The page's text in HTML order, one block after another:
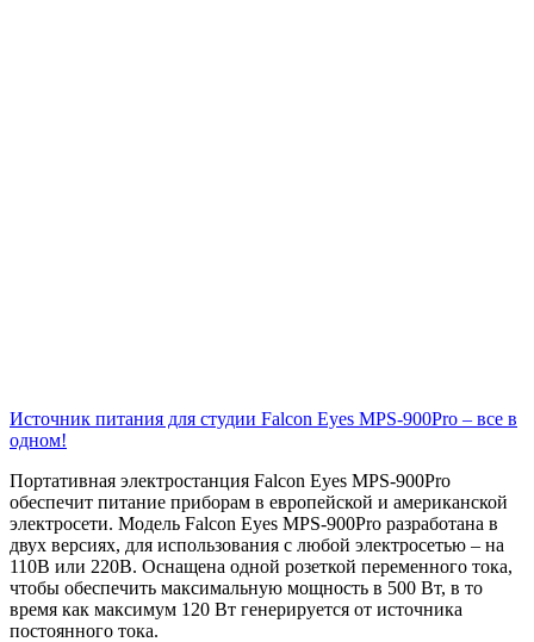
Источник питания для студии Falcon Eyes MPS-900Pro – все в
одном!
Портативная электростанция Falcon Eyes MPS-900Pro
обеспечит питание приборам в европейской и американской
электросети. Модель Falcon Eyes MPS-900Pro разработана в
двух версиях, для использования с любой электросетью – на
110В или 220В. Оснащена одной розеткой переменного тока,
чтобы обеспечить максимальную мощность в 500 Вт, в то
время как максимум 120 Вт генерируется от источника
постоянного тока.